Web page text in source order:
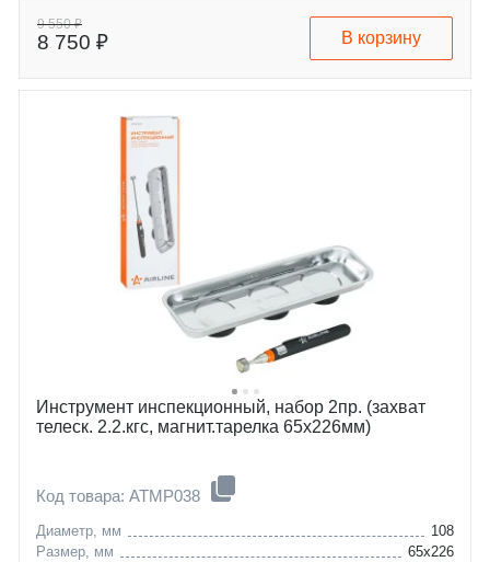
9 550 ₽
8 750 ₽ В корзину
Инструмент инспекционный, набор 2пр. (захват
телеск. 2.2.кгс, магнит.тарелка 65х226мм)
Код товара: ATMP038
Диаметр, мм
108
Размер, мм
65х226